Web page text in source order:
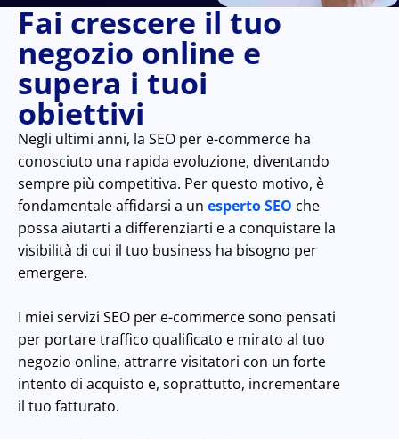
Fai crescere il tuo
negozio online e
supera i tuoi
obiettivi
Negli ultimi anni, la SEO per e-commerce ha
conosciuto una rapida evoluzione, diventando
sempre più competitiva. Per questo motivo, è
fondamentale affidarsi a un esperto SEO che
possa aiutarti a differenziarti e a conquistare la
visibilità di cui il tuo business ha bisogno per
emergere.
I miei servizi SEO per e-commerce sono pensati
per portare traffico qualificato e mirato al tuo
negozio online, attrarre visitatori con un forte
intento di acquisto e, soprattutto, incrementare
il tuo fatturato.